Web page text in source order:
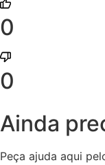
0
0
Ainda
Peça ajuda aqui